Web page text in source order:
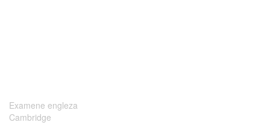
Examene engleza
Cambridge